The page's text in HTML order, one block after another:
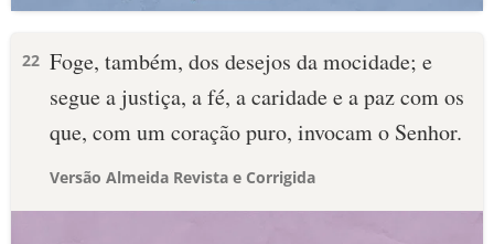
22 Foge, também, dos desejos da mocidade; e
segue a justiça, a fé, a caridade e a paz com os
que, com um coração puro, invocam o Senhor.
Versão Almeida Revista e Corrigida